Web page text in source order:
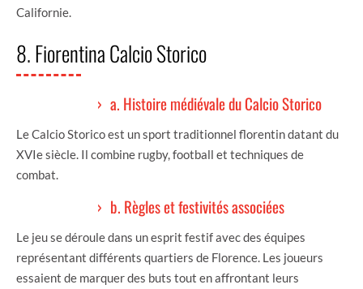
Californie.
8. Fiorentina Calcio Storico
a. Histoire médiévale du Calcio Storico
Le Calcio Storico est un sport traditionnel florentin datant du
XVIe siècle. Il combine rugby, football et techniques de
combat.
b. Règles et festivités associées
Le jeu se déroule dans un esprit festif avec des équipes
représentant différents quartiers de Florence. Les joueurs
essaient de marquer des buts tout en affrontant leurs